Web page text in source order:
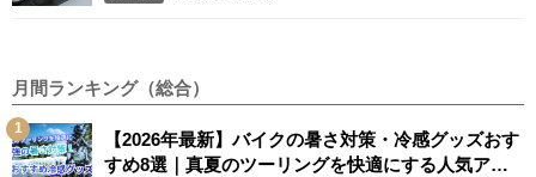
月間ランキング（総合）
【2026年最新】バイクの暑さ対策・冷感グッズおす
すめ8選｜真夏のツーリングを快適にする人気アイ